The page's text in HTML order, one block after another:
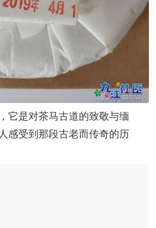
是对茶马古道的致敬与缅
感受到那段古老而传奇的历